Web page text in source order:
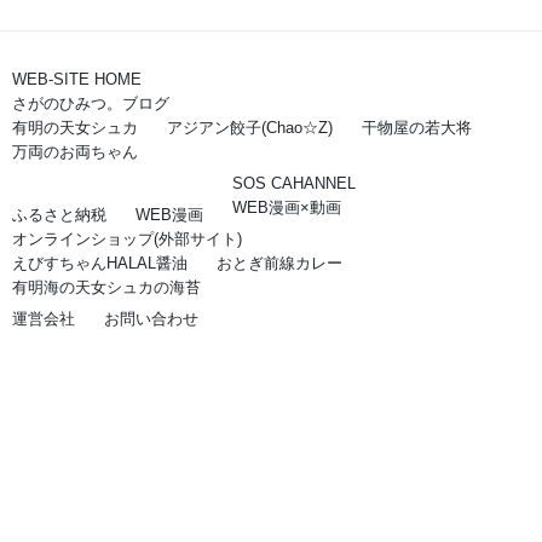
WEB-SITE HOME
さがのひみつ。ブログ
有明の天女シュカ
アジアン餃子(Chao☆Z)
干物屋の若大将
万両のお両ちゃん
ふるさと納税 WEB漫画
SOS CAHANNEL
WEB漫画×動画
オンラインショップ(外部サイト)
えびすちゃんHALAL醤油
おとぎ前線カレー
有明海の天女シュカの海苔
運営会社
お問い合わせ